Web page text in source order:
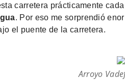
carretera prácticamente
. Por eso me sorprendió
el puente de la carretera.
Arroyo